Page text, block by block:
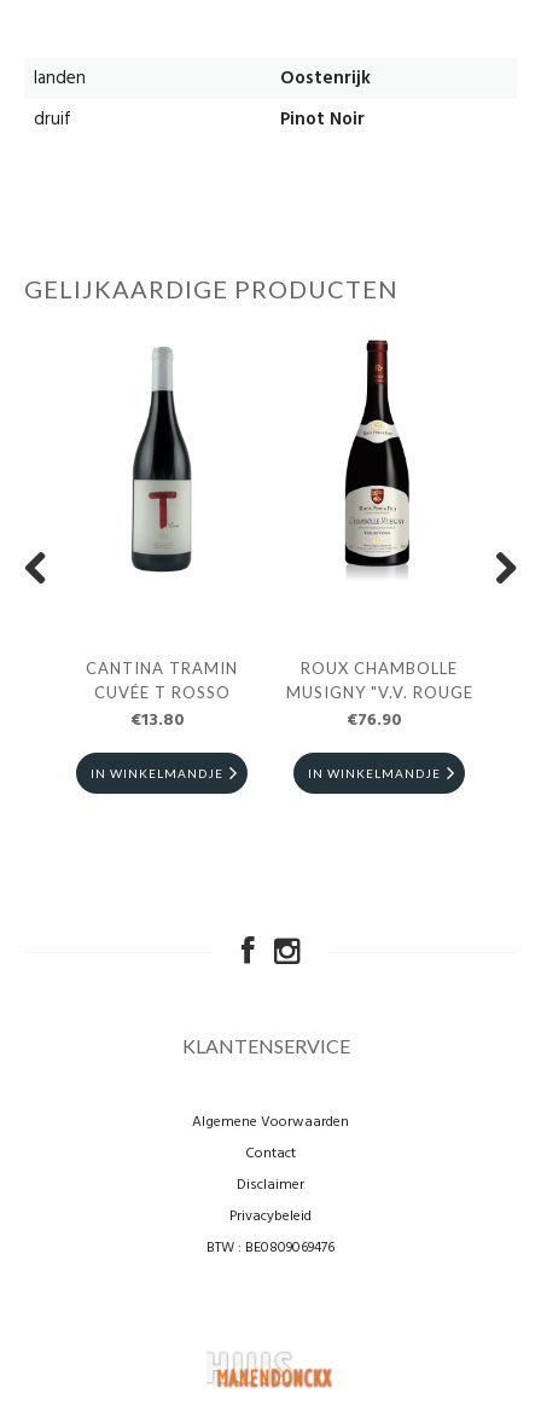
landen
Oostenrijk
druif
Pinot Noir
GELIJKAARDIGE PRODUCTEN
CANTINA TRAMIN
CUVÉE T ROSSO
€13.80
IN WINKELMANDJE
ROUX CHAMBOLLE
MUSIGNY "V.V. ROUGE
€76.90
IN WINKELMANDJE
KLANTENSERVICE
Algemene Voorwaarden
Contact
Disclaimer
Privacybeleid
BTW : BE0809069476